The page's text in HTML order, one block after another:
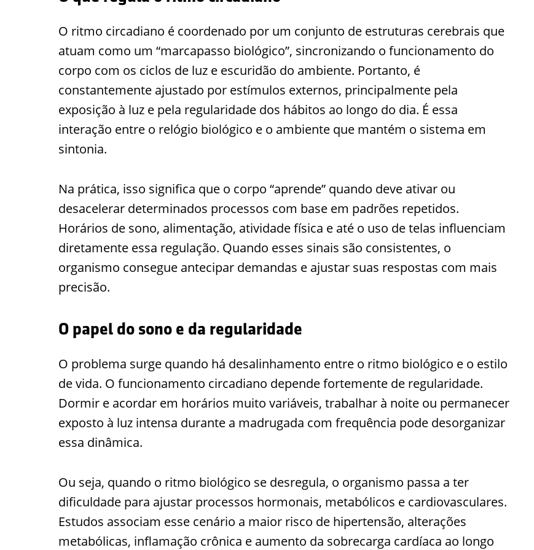
O ritmo circadiano é coordenado por um conjunto de estruturas cerebrais que
atuam como um “marcapasso biológico”, sincronizando o funcionamento do
corpo com os ciclos de luz e escuridão do ambiente. Portanto, é
constantemente ajustado por estímulos externos, principalmente pela
exposição à luz e pela regularidade dos hábitos ao longo do dia. É essa
interação entre o relógio biológico e o ambiente que mantém o sistema em
sintonia.
Na prática, isso significa que o corpo “aprende” quando deve ativar ou
desacelerar determinados processos com base em padrões repetidos.
Horários de sono, alimentação, atividade física e até o uso de telas influenciam
diretamente essa regulação. Quando esses sinais são consistentes, o
organismo consegue antecipar demandas e ajustar suas respostas com mais
precisão.
O papel do sono e da regularidade
O problema surge quando há desalinhamento entre o ritmo biológico e o estilo
de vida. O funcionamento circadiano depende fortemente de regularidade.
Dormir e acordar em horários muito variáveis, trabalhar à noite ou permanecer
exposto à luz intensa durante a madrugada com frequência pode desorganizar
essa dinâmica.
Ou seja, quando o ritmo biológico se desregula, o organismo passa a ter
dificuldade para ajustar processos hormonais, metabólicos e cardiovasculares.
Estudos associam esse cenário a maior risco de hipertensão, alterações
metabólicas, inflamação crônica e aumento da sobrecarga cardíaca ao longo